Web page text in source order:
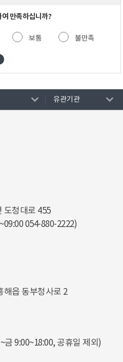
만족하십니까?
보통 불만족
유관기관
도청대로 455
054-880-2222)
해읍 동부청사로 2
금 9:00~18:00, 공휴일 제외)